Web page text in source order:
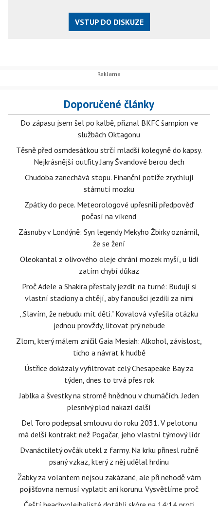
VSTUP DO DISKUZE
Doporučené články
Do zápasu jsem šel po kalbě, přiznal BKFC šampion ve
službách Oktagonu
Těsně před osmdesátkou strčí mladší kolegyně do kapsy.
Nejkrásnější outfity Jany Švandové berou dech
Chudoba zanechává stopu. Finanční potíže zrychlují
stárnutí mozku
Zpátky do pece. Meteorologové upřesnili předpověď
počasí na víkend
Zásnuby v Londýně: Syn legendy Mekyho Žbirky oznámil,
že se žení
Oleokantal z olivového oleje chrání mozek myší, u lidí
zatím chybí důkaz
Proč Adele a Shakira přestaly jezdit na turné: Budují si
vlastní stadiony a chtějí, aby fanoušci jezdili za nimi
„Slavím, že nebudu mít děti." Kovalová vyřešila otázku
jednou provždy, litovat prý nebude
Zlom, který málem zničil Gaia Mesiah: Alkohol, závislost,
ticho a návrat k hudbě
Ústřice dokázaly vyfiltrovat celý Chesapeake Bay za
týden, dnes to trvá přes rok
Jablka a švestky na stromě hnědnou v chumáčích. Jeden
plesnivý plod nakazí další
Del Toro podepsal smlouvu do roku 2031. V pelotonu
má delší kontrakt než Pogačar, jeho vlastní týmový lídr
Dvanáctiletý ovčák utekl z farmy. Na krku přinesl ručně
psaný vzkaz, který z něj udělal hrdinu
Žabky za volantem nejsou zakázané, ale při nehodě vám
pojišťovna nemusí vyplatit ani korunu. Vysvětlíme proč